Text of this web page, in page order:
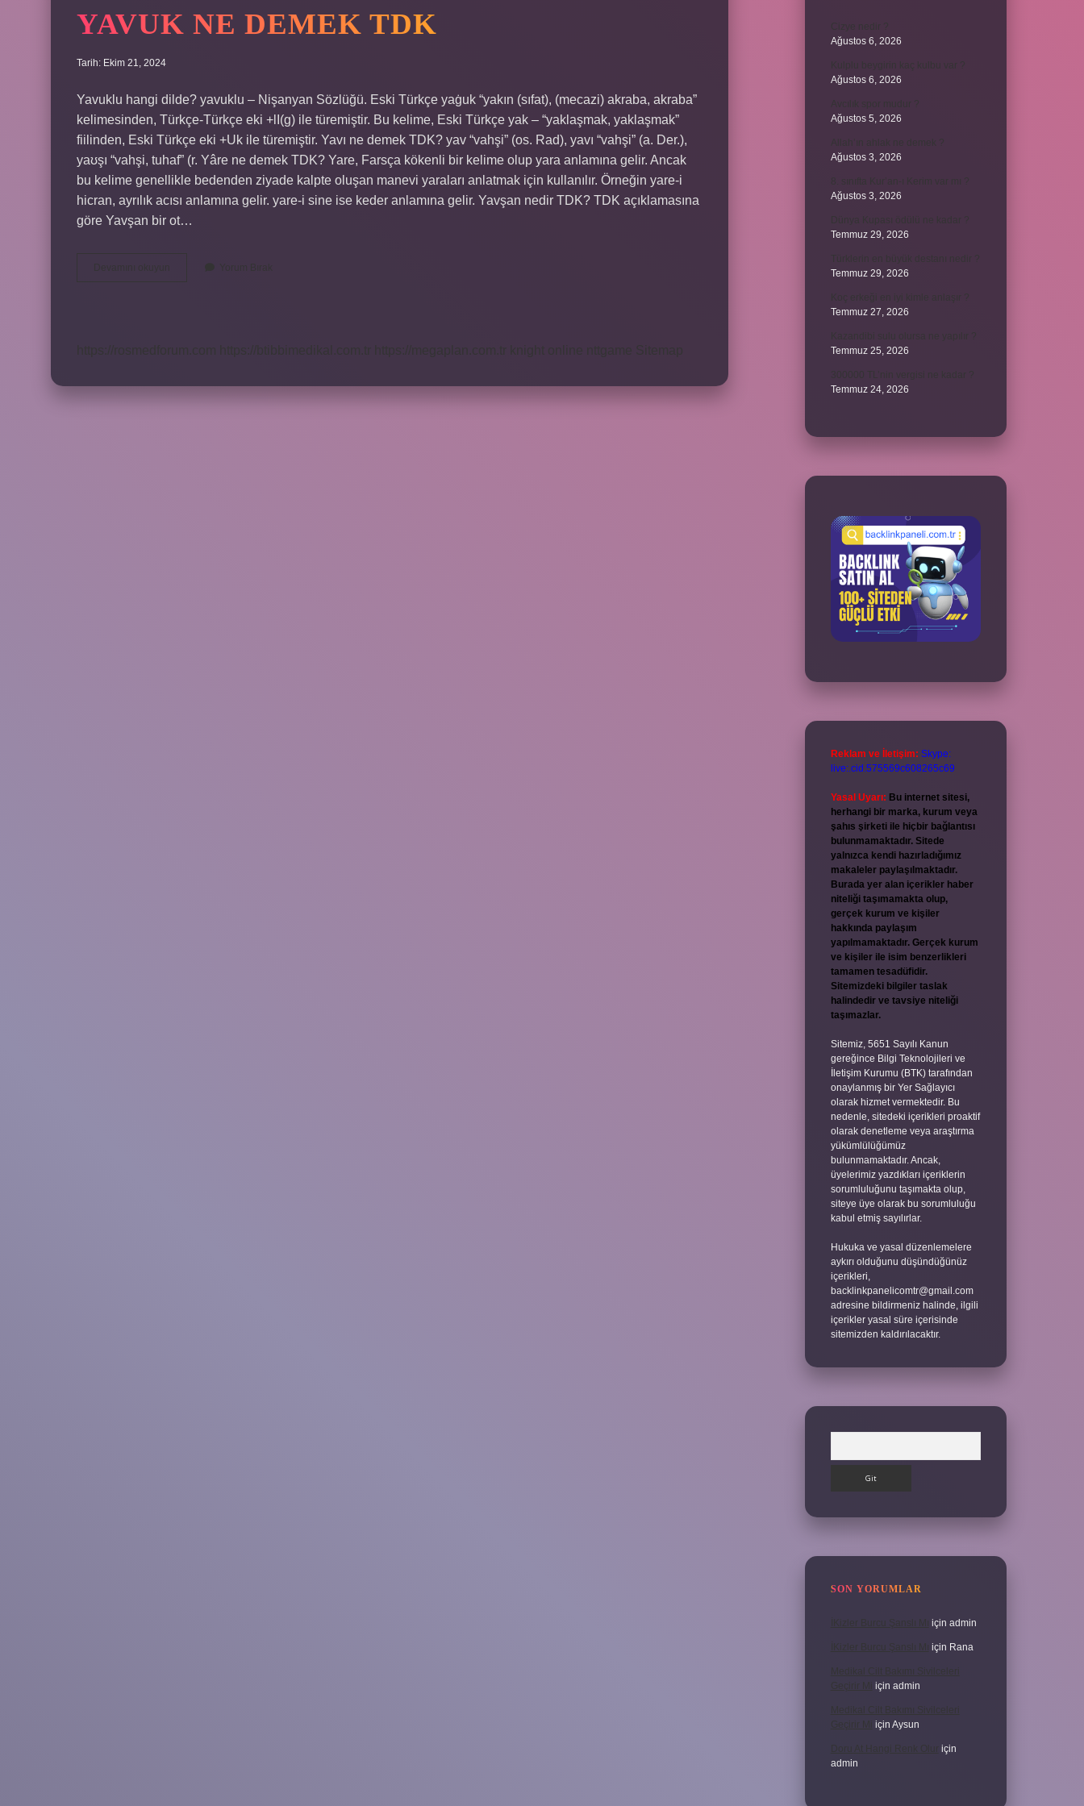
YAVUK NE DEMEK TDK
Tarih: Ekim 21, 2024
Yavuklu hangi dilde? yavuklu – Nişanyan Sözlüğü. Eski Türkçe yaġuk “yakın (sıfat), (mecazi) akraba, akraba”
kelimesinden, Türkçe-Türkçe eki +lI(g) ile türemiştir. Bu kelime, Eski Türkçe yak – “yaklaşmak, yaklaşmak”
fiilinden, Eski Türkçe eki +Uk ile türemiştir. Yavı ne demek TDK? yav “vahşi” (os. Rad), yavı “vahşi” (a. Der.),
yaʊşı “vahşi, tuhaf” (r. Yâre ne demek TDK? Yare, Farsça kökenli bir kelime olup yara anlamına gelir. Ancak
bu kelime genellikle bedenden ziyade kalpte oluşan manevi yaraları anlatmak için kullanılır. Örneğin yare-i
hicran, ayrılık acısı anlamına gelir. yare-i sine ise keder anlamına gelir. Yavşan nedir TDK? TDK açıklamasına
göre Yavşan bir ot…
Ağustos 6, 2026
Ağustos 6, 2026
Ağustos 5, 2026
Ağustos 3, 2026
Ağustos 3, 2026
Temmuz 29, 2026
Temmuz 29, 2026
Temmuz 27, 2026
Temmuz 25, 2026
Temmuz 24, 2026
Reklam ve İletişim: Skype:
live:.cid.575569c608265c69
Yasal Uyarı: Bu internet sitesi,
herhangi bir marka, kurum veya
şahıs şirketi ile hiçbir bağlantısı
bulunmamaktadır. Sitede
yalnızca kendi hazırladığımız
makaleler paylaşılmaktadır.
Burada yer alan içerikler haber
niteliği taşımamakta olup,
gerçek kurum ve kişiler
hakkında paylaşım
yapılmamaktadır. Gerçek kurum
ve kişiler ile isim benzerlikleri
tamamen tesadüfidir.
Sitemizdeki bilgiler taslak
halindedir ve tavsiye niteliği
taşımazlar.
Sitemiz, 5651 Sayılı Kanun
gereğince Bilgi Teknolojileri ve
İletişim Kurumu (BTK) tarafından
onaylanmış bir Yer Sağlayıcı
olarak hizmet vermektedir. Bu
nedenle, sitedeki içerikleri proaktif
olarak denetleme veya araştırma
yükümlülüğümüz
bulunmamaktadır. Ancak,
üyelerimiz yazdıkları içeriklerin
sorumluluğunu taşımakta olup,
siteye üye olarak bu sorumluluğu
kabul etmiş sayılırlar.
Hukuka ve yasal düzenlemelere
aykırı olduğunu düşündüğünüz
içerikleri,
backlinkpanelicomtr@gmail.com
adresine bildirmeniz halinde, ilgili
içerikler yasal süre içerisinde
sitemizden kaldırılacaktır.
SON YORUMLAR
İKizler Burcu Şanslı Mı için admin
İKizler Burcu Şanslı Mı için Rana
Medikal Cilt Bakımı Sivilceleri
Geçirir Mi için admin
Medikal Cilt Bakımı Sivilceleri
Geçirir Mi için Aysun
Doru At Hangi Renk Olur için
admin